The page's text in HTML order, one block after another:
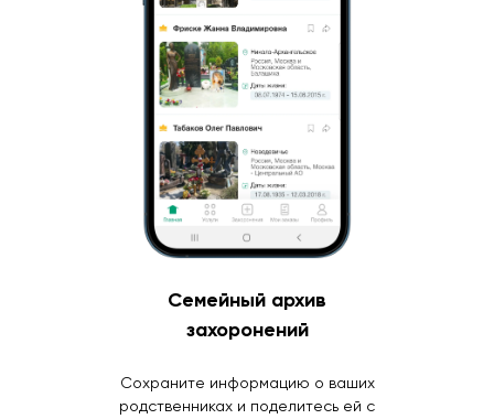
Семейный архив
захоронений
Сохраните информацию о ваших
родственниках и поделитесь ей с